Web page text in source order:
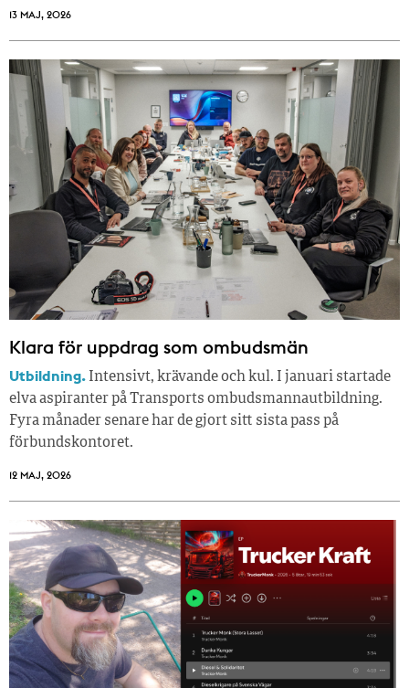
13 MAJ, 2026
Klara för uppdrag som ombudsmän
Utbildning. Intensivt, krävande och kul. I januari startade
elva aspiranter på Transports ombudsmannautbildning.
Fyra månader senare har de gjort sitt sista pass på
förbundskontoret.
12 MAJ, 2026